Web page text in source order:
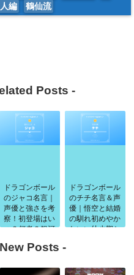
編
鶴仙流
Posts -
ドラゴンボール
のジャコ名言｜
声優と強さを考
察！初登場はい
つ？何者？銀河
について
ドラゴンボール
のチチ名言＆声
優｜悟空と結婚
の馴れ初めやか
わいい幼少期と
New Posts -